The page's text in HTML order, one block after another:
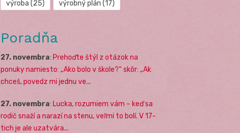
výroba (25) výrobný plán (17)
Poradňa
27. novembra: Prehoďte štýl z otázok na
ponuky namiesto: „Ako bolo v škole?“ skôr: „Ak
chceš, povedz mi jednu ve...
27. novembra: Lucka, rozumiem vám – keď sa
rodič snaží a narazí na stenu, veľmi to bolí. V 17-
tich je ale uzatvára...